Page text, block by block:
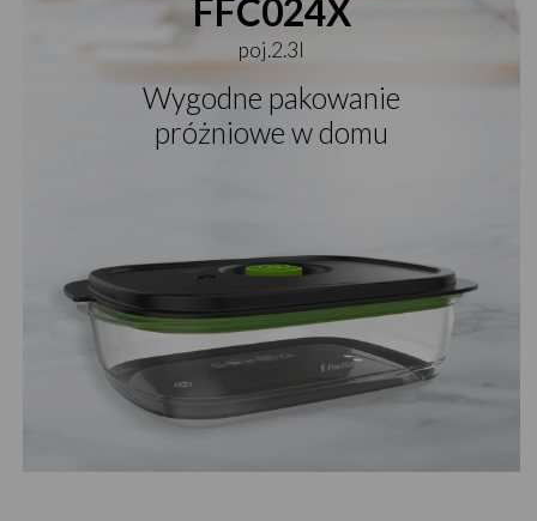
FFC024X
poj.2.3l
Wygodne pakowanie
próżniowe w domu